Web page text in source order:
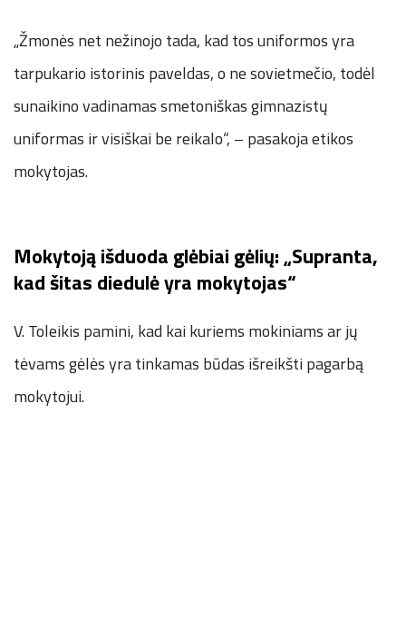
„Žmonės net nežinojo tada, kad tos uniformos yra
tarpukario istorinis paveldas, o ne sovietmečio, todėl
sunaikino vadinamas smetoniškas gimnazistų
uniformas ir visiškai be reikalo“, – pasakoja etikos
mokytojas.
Mokytoją išduoda glėbiai gėlių: „Supranta,
kad šitas diedulė yra mokytojas“
V. Toleikis pamini, kad kai kuriems mokiniams ar jų
tėvams gėlės yra tinkamas būdas išreikšti pagarbą
mokytojui.